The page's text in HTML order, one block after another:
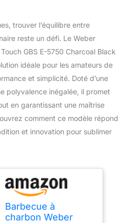
trouver l’équilibre entre
reste un défi. Le Weber
GBS E-5750 Charcoal Black
idéale pour les amateurs de
et simplicité. Doté d’une
polyvalence inégalée, il promet
en garantissant une maîtrise
comment ce modèle répond
et innovation pour sublimer
Barbecue à
charbon Weber